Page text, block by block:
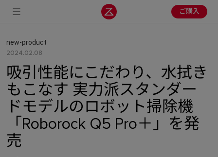
ご購入
new-product
2024.02.08
吸引性能にこだわり、水拭き
もこなす 実力派スタンダー
ドモデルのロボット掃除機
「Roborock Q5 Pro＋」を発
売